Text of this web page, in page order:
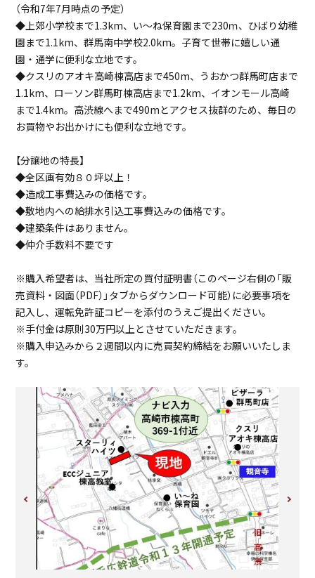
（令和7年7月時点の予定）
◆上郊小学校まで1.3km、い～ね保育園まで230ｍ、ひばり幼稚
園まで1.1km、群馬南中学校2.0km。子育て世帯に嬉しい通
園・通学に便利な立地です。
◆クスリのアオキ高崎棟高店まで450m、うおかつ群馬町店まで
1.1km、ローソン群馬町棟高店まで1.2km、イオンモール高崎
まで1.4km。高渋線へまで490mとアクセス抜群のため、毎日の
お買物やお出かけにも便利な立地です。
【分譲地の特長】
◆全区画有効８０坪以上！
◆造成工事費込みの価格です。
◆敷地内への給排水引込工事費込みの価格です。
◆建築条件はありません。
◆仲介手数料不要です
※購入希望者は、当社所定の買付証明書（このページ右側の「販
売資料・図面（PDF）」タブからダウンロード可能）に必要事項を
記入し、運転免許証コピーを添付のうえご提出ください。
※手付金は原則30万円以上とさせていただきます。
※購入申込みから２週間以内に売買契約締結をお願いいたしま
す。
クスリのアオキ棟高店
450m（徒歩6分）
スーパー
うおかつ群馬町店
保育園
幼稚園
ひばり幼稚園
小学校
高崎市立上郊小学校